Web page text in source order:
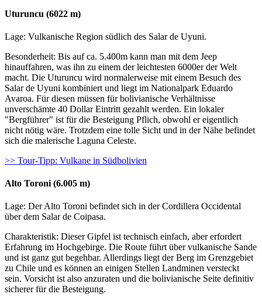
Uturuncu (6022 m)
Lage: Vulkanische Region südlich des Salar de Uyuni.
Besonderheit: Bis auf ca. 5.400m kann man mit dem Jeep
hinauffahren, was ihn zu einem der leichtesten 6000er der Welt
macht. Die Uturuncu wird normalerweise mit einem Besuch des
Salar de Uyuni kombiniert und liegt im Nationalpark Eduardo
Avaroa. Für diesen müssen für bolivianische Verhältnisse
unverschämte 40 Dollar Eintritt gezahlt werden. Ein lokaler
"Bergführer" ist für die Besteigung Pflich, obwohl er eigentlich
nicht nötig wäre. Trotzdem eine tolle Sicht und in der Nähe befindet
sich die malerische Laguna Celeste.
>> Tour-Tipp: Vulkane in Südbolivien
Alto Toroni (6.005 m)
Lage: Der Alto Toroni befindet sich in der Cordillera Occidental
über dem Salar de Coipasa.
Charakteristik: Dieser Gipfel ist technisch einfach, aber erfordert
Erfahrung im Hochgebirge. Die Route führt über vulkanische Sande
und ist ganz gut begehbar. Allerdings liegt der Berg im Grenzgebiet
zu Chile und es können an einigen Stellen Landminen versteckt
sein. Vorsicht ist also anzuraten und die bolivianische Seite definitiv
sicherer für die Besteigung.